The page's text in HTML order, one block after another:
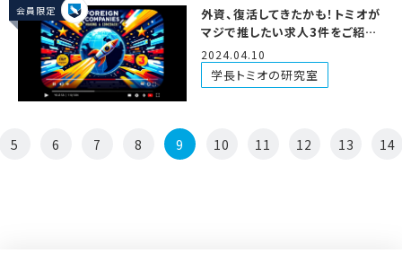
会員限定
外資、復活してきたかも！トミオが
マジで推したい求人3件をご紹
介！！
2024.04.10
学長トミオの研究室
5 6 7 8 9 10 11 12 13 14